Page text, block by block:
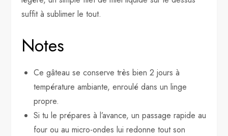
suffit à sublimer le tout.
Notes
Ce gâteau se conserve très bien 2 jours à
température ambiante, enroulé dans un linge
propre.
Si tu le prépares à l’avance, un passage rapide au
four ou au micro-ondes lui redonne tout son